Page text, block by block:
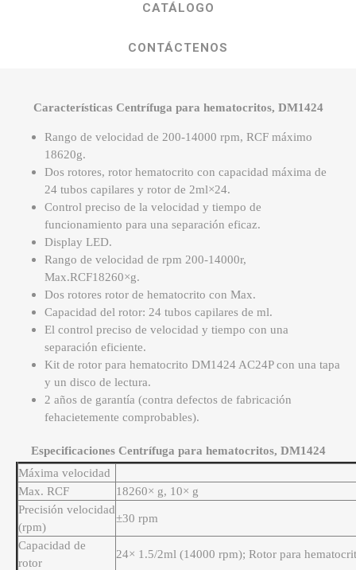
CATÁLOGO
CONTÁCTENOS
Características Centrífuga para hematocritos, DM1424
Rango de velocidad de 200-14000 rpm, RCF máximo
18620g.
Dos rotores, rotor hematocrito con capacidad máxima de
24 tubos capilares y rotor de 2ml×24.
Control preciso de la velocidad y tiempo de
funcionamiento para una separación eficaz.
Display LED.
Rango de velocidad de rpm 200-14000r,
Max.RCF18260×g.
Dos rotores rotor de hematocrito con Max.
Capacidad del rotor: 24 tubos capilares de ml.
El control preciso de velocidad y tiempo con una
separación eficiente.
Kit de rotor para hematocrito DM1424 AC24P con una tapa
y un disco de lectura.
2 años de garantía (contra defectos de fabricación
fehacietemente comprobables).
Especificaciones Centrífuga para hematocritos, DM1424
Máxima velocidad
Max. RCF
18260× g, 10× g
Precisión velocidad
(rpm)
±30 rpm
Capacidad de
rotor
24× 1.5/2ml (14000 rpm); Rotor para